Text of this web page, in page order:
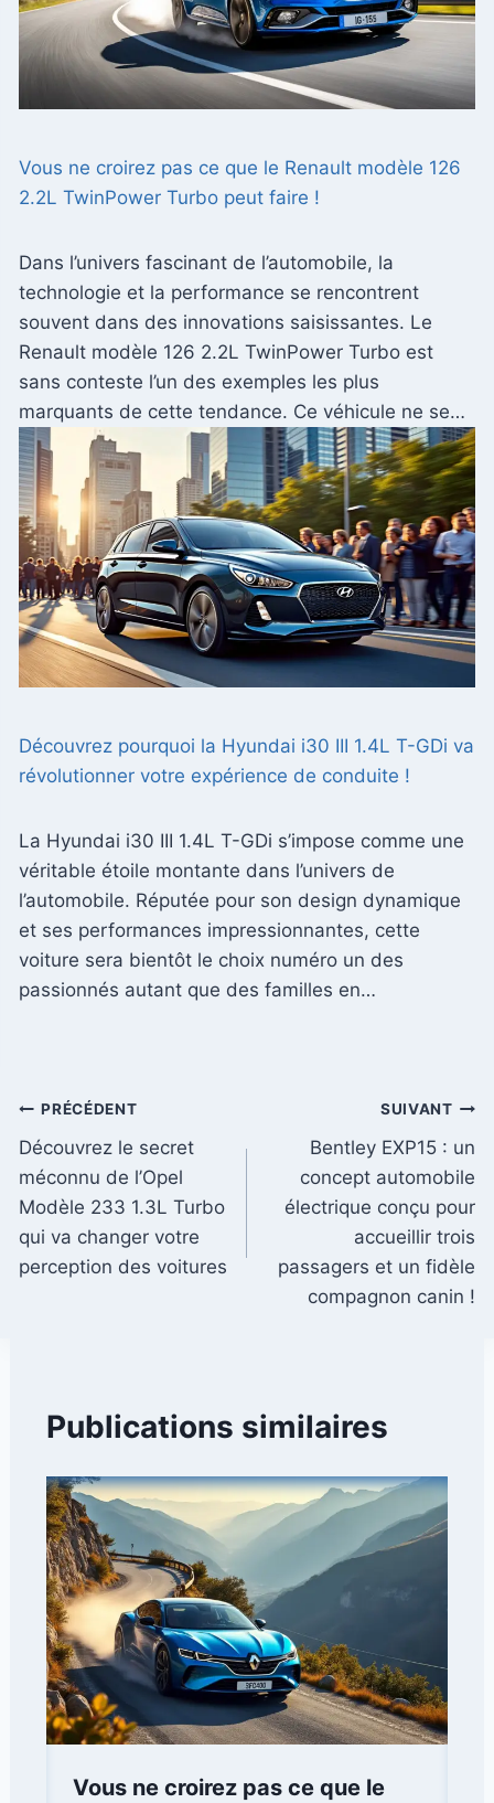
Vous ne croirez pas ce que le Renault modèle 126
2.2L TwinPower Turbo peut faire !
Dans l’univers fascinant de l’automobile, la
technologie et la performance se rencontrent
souvent dans des innovations saisissantes. Le
Renault modèle 126 2.2L TwinPower Turbo est
sans conteste l’un des exemples les plus
marquants de cette tendance. Ce véhicule ne se…
Découvrez pourquoi la Hyundai i30 III 1.4L T-GDi va
révolutionner votre expérience de conduite !
La Hyundai i30 III 1.4L T-GDi s’impose comme une
véritable étoile montante dans l’univers de
l’automobile. Réputée pour son design dynamique
et ses performances impressionnantes, cette
voiture sera bientôt le choix numéro un des
passionnés autant que des familles en…
Navigation
de
l’article
PRÉCÉDENT
Découvrez le secret
méconnu de l’Opel
Modèle 233 1.3L Turbo
qui va changer votre
perception des voitures
SUIVANT
Bentley EXP15 : un
concept automobile
électrique conçu pour
accueillir trois
passagers et un fidèle
compagnon canin !
Publications similaires
Vous ne croirez pas ce que le